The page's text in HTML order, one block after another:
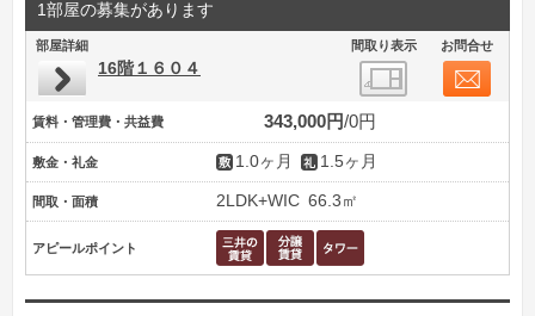
1部屋の募集があります
部屋詳細 間取り表示 お問合せ
16階１６０４
賃料・管理費・共益費 343,000円 0円
敷金・礼金 1.0ヶ月 1.5ヶ月
間取・面積 2LDK+WIC 66.3㎡
アピールポイント